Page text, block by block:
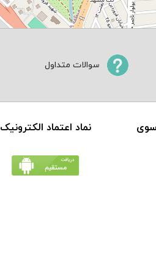
سوالات متداول
نماد اعتماد الکترونیک